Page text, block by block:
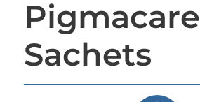
Pigmacare
Sachets